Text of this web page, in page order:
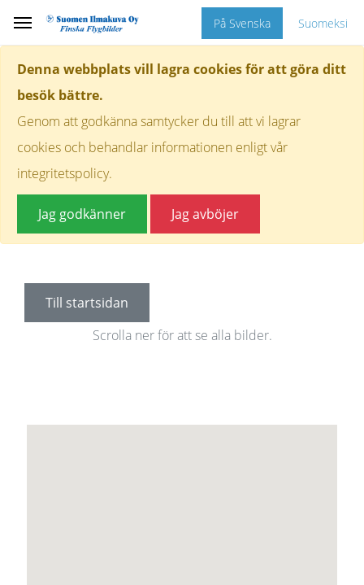
Denna webbplats vill lagra cookies för att göra ditt
besök bättre.
Genom att godkänna samtycker du till att vi lagrar
cookies och behandlar informationen enligt vår
integritetspolicy.
Jag godkänner Jag avböjer
På Svenska Suomeksi
Till startsidan
Scrolla ner för att se alla bilder.